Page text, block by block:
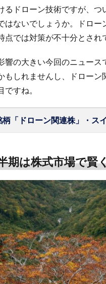
るドローン技術ですが、
はないでしょうか。ドロ
点では対策が不十分とされ
響の大きい今回のニュー
もしれませんし、ドロー
ですね。
柄「ドローン関連株」・ス
期は株式市場で賢